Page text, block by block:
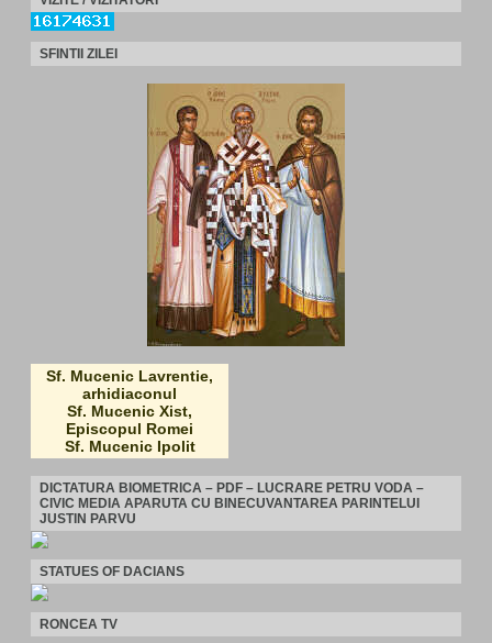
SFINTII ZILEI
Sf. Mucenic Lavrentie,
arhidiaconul
Sf. Mucenic Xist,
Episcopul Romei
Sf. Mucenic Ipolit
DICTATURA BIOMETRICA – PDF – LUCRARE PETRU VODA –
CIVIC MEDIA APARUTA CU BINECUVANTAREA PARINTELUI
JUSTIN PARVU
STATUES OF DACIANS
RONCEA TV